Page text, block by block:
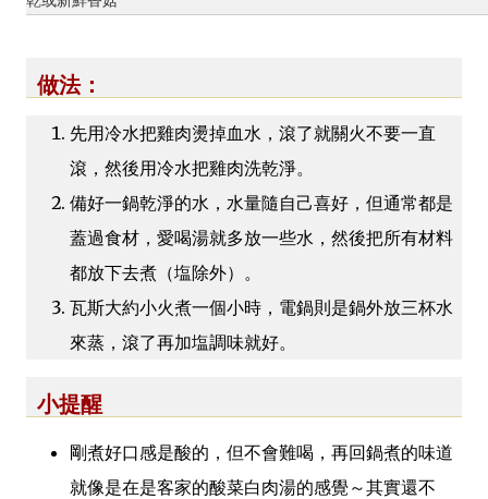
做法：
先用冷水把雞肉燙掉血水，滾了就關火不要一直
滾，然後用冷水把雞肉洗乾淨。
備好一鍋乾淨的水，水量隨自己喜好，但通常都是
蓋過食材，愛喝湯就多放一些水，然後把所有材料
都放下去煮（塩除外）。
瓦斯大約小火煮一個小時，電鍋則是鍋外放三杯水
來蒸，滾了再加塩調味就好。
小提醒
剛煮好口感是酸的，但不會難喝，再回鍋煮的味道
就像是在是客家的酸菜白肉湯的感覺～其實還不